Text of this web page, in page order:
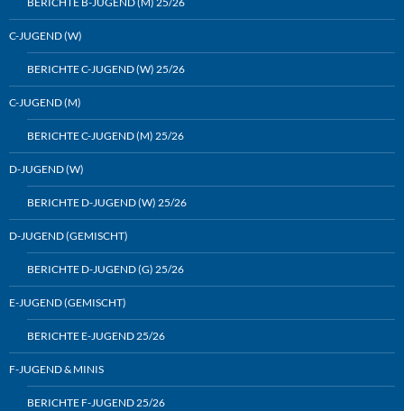
C-JUGEND (W)
BERICHTE C-JUGEND (W) 25/26
C-JUGEND (M)
BERICHTE C-JUGEND (M) 25/26
D-JUGEND (W)
BERICHTE D-JUGEND (W) 25/26
D-JUGEND (GEMISCHT)
BERICHTE D-JUGEND (G) 25/26
E-JUGEND (GEMISCHT)
BERICHTE E-JUGEND 25/26
F-JUGEND & MINIS
BERICHTE F-JUGEND 25/26